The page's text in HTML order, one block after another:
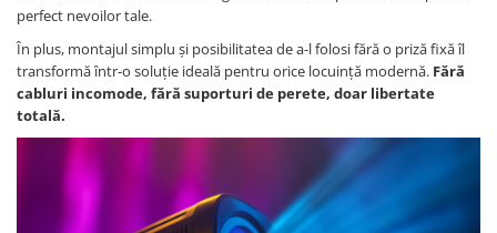
perfect nevoilor tale.
În plus, montajul simplu și posibilitatea de a-l folosi fără o priză fixă îl
transformă într-o soluție ideală pentru orice locuință modernă. Fără
cabluri incomode, fără suporturi de perete, doar libertate
totală.